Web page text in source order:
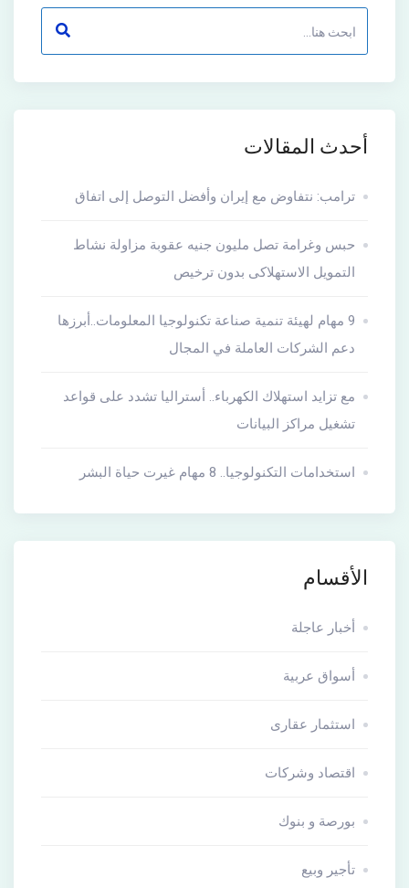
أحدث المقالات
ترامب: نتفاوض مع إيران وأفضل التوصل إلى اتفاق
حبس وغرامة تصل مليون جنيه عقوبة مزاولة نشاط
التمويل الاستهلاكى بدون ترخيص
9 مهام لهيئة تنمية صناعة تكنولوجيا المعلومات..أبرزها
دعم الشركات العاملة في المجال
مع تزايد استهلاك الكهرباء.. أستراليا تشدد على قواعد
تشغيل مراكز البيانات
استخدامات التكنولوجيا.. 8 مهام غيرت حياة البشر
الأقسام
أخبار عاجلة
أسواق عربية
استثمار عقارى
اقتصاد وشركات
بورصة و بنوك
تأجير وبيع